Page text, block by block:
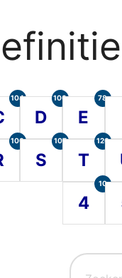
104
D
100
E
78
100
S
107
T
120
4
10